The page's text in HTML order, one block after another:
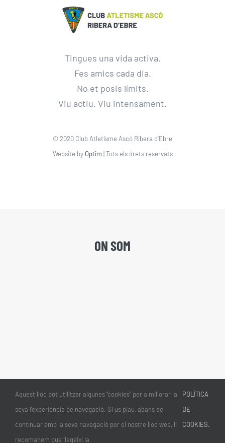
Tingues una vida activa.
Fes amics cada dia.
No et posis límits.
Viu actiu. Viu intensament.
© 2020 Club Atletisme Ascó Ribera d'Ebre
Website by Optim | Tots els drets reservats
ON SOM
Aquest lloc pot utilitzar algunes “cookies” per a millorar la
seva l'experiència de navegació. Si us plau, abans de
continuar amb la seva navegació per el nostre lloc web, li
recomanem que llegeixi la
POLÍTICA
DE
COOKIES.